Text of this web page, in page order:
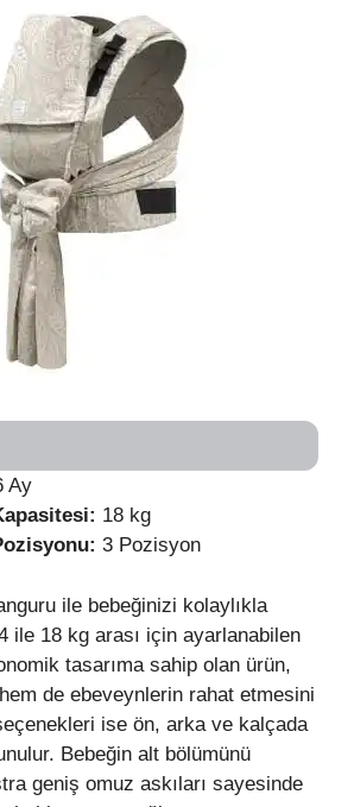
Ay
18 kg
3 Pozisyon
ile bebeğinizi kolaylıkla
ile 18 kg arası için ayarlanabilen
tasarıma sahip olan ürün,
de ebeveynlerin rahat etmesini
ise ön, arka ve kalçada
Bebeğin alt bölümünü
geniş omuz askıları sayesinde